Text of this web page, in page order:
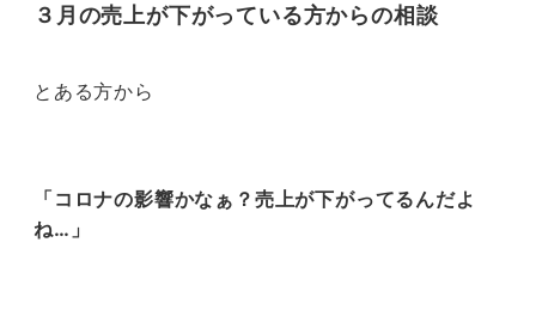
３月の売上が下がっている方からの相談
とある方から
「コロナの影響かなぁ？売上が下がってるんだよ
ね…」